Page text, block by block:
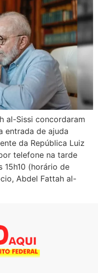
al-Sissi concordaram
entrada de ajuda
da República Luiz
telefone na tarde
15h10 (horário de
Abdel Fattah al-